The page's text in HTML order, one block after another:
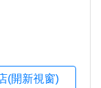
(開新視窗)